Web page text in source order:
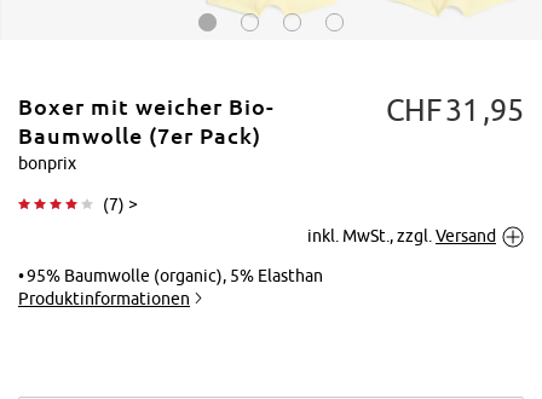
Vergrößern
Boxer mit weicher Bio-
Baumwolle (7er Pack)
bonprix
(7) >
CHF31 95
inkl. MwSt., zzgl. Versand
95% Baumwolle (organic), 5% Elasthan
Produktinformationen